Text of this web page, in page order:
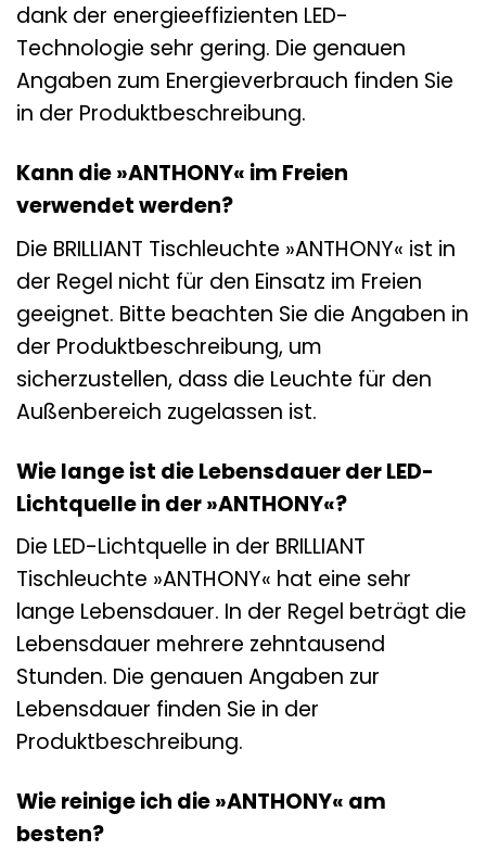
dank der energieeffizienten LED-
Technologie sehr gering. Die genauen
Angaben zum Energieverbrauch finden Sie
in der Produktbeschreibung.
Kann die »ANTHONY« im Freien
verwendet werden?
Die BRILLIANT Tischleuchte »ANTHONY« ist in
der Regel nicht für den Einsatz im Freien
geeignet. Bitte beachten Sie die Angaben in
der Produktbeschreibung, um
sicherzustellen, dass die Leuchte für den
Außenbereich zugelassen ist.
Wie lange ist die Lebensdauer der LED-
Lichtquelle in der »ANTHONY«?
Die LED-Lichtquelle in der BRILLIANT
Tischleuchte »ANTHONY« hat eine sehr
lange Lebensdauer. In der Regel beträgt die
Lebensdauer mehrere zehntausend
Stunden. Die genauen Angaben zur
Lebensdauer finden Sie in der
Produktbeschreibung.
Wie reinige ich die »ANTHONY« am
besten?